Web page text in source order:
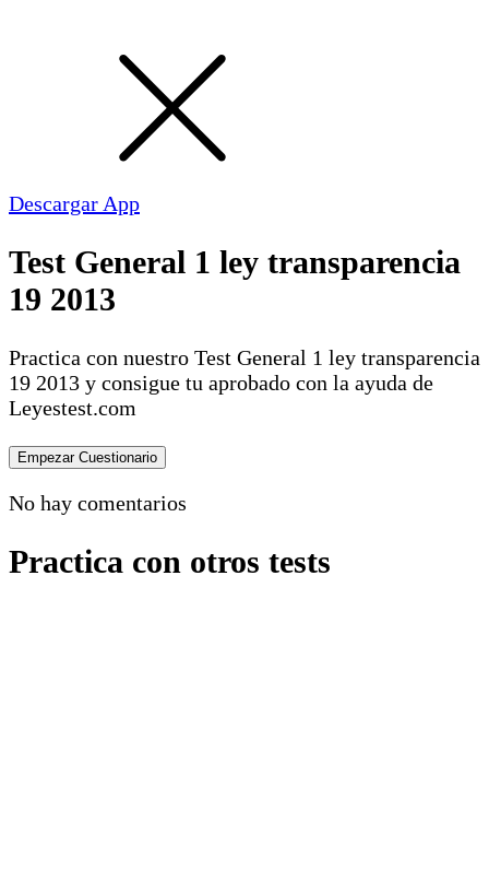
Descargar App
Test General 1 ley transparencia
19 2013
Practica con nuestro Test General 1 ley transparencia
19 2013 y consigue tu aprobado con la ayuda de
Leyestest.com
No hay comentarios
Practica con otros tests